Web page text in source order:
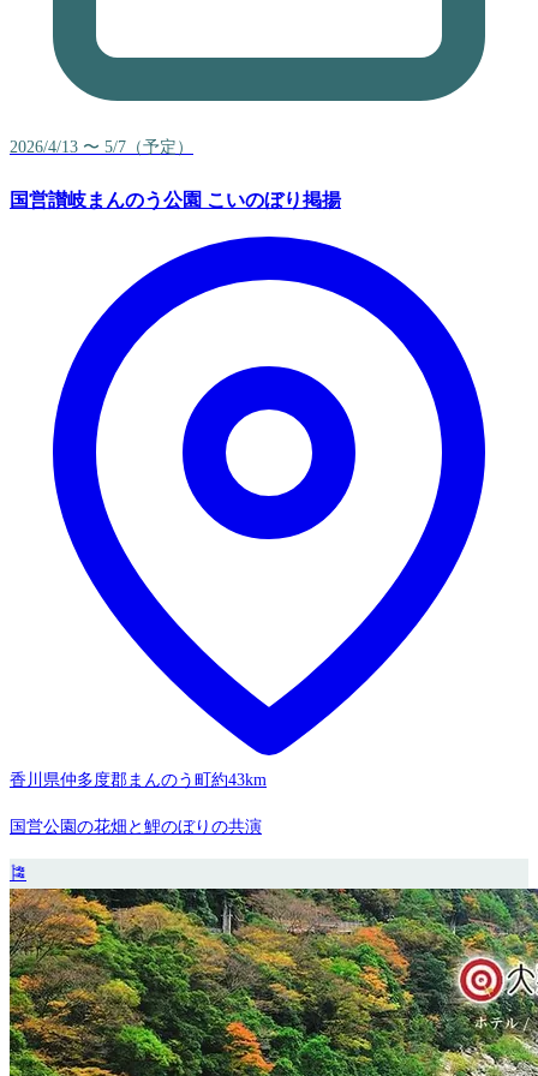
2026/4/13 〜 5/7（予定）
国営讃岐まんのう公園 こいのぼり掲揚
香川県仲多度郡まんのう町 約43km
国営公園の花畑と鯉のぼりの共演
🎏